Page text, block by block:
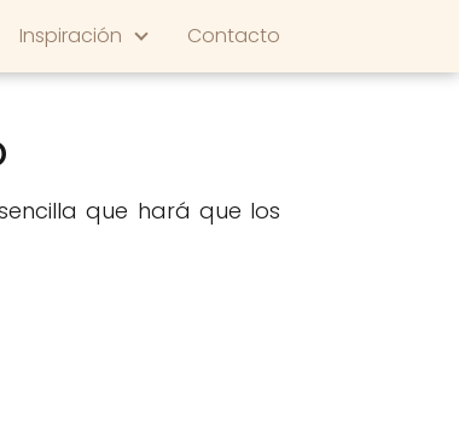
Inspiración Contacto
que hará que los